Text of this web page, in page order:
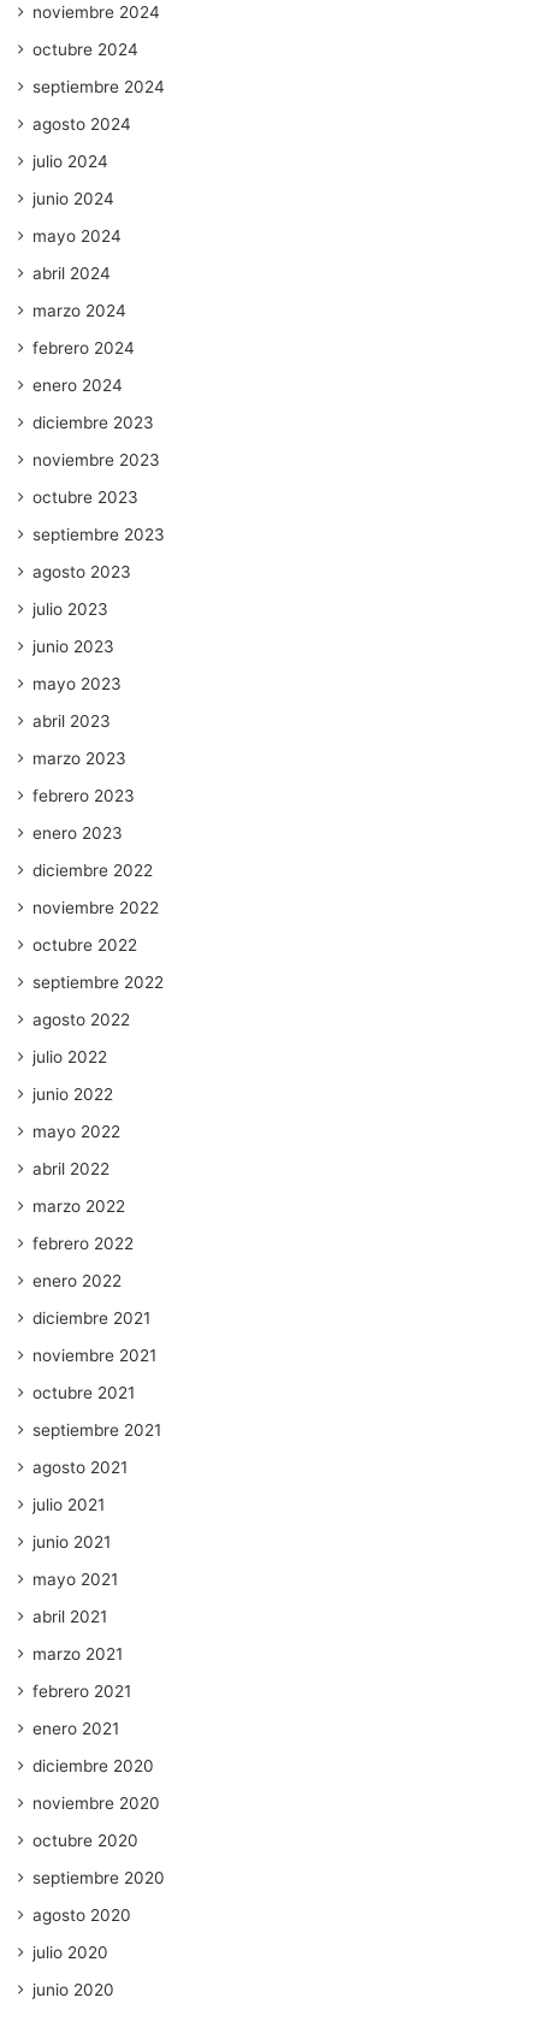
noviembre 2024
octubre 2024
septiembre 2024
agosto 2024
julio 2024
junio 2024
mayo 2024
abril 2024
marzo 2024
febrero 2024
enero 2024
diciembre 2023
noviembre 2023
octubre 2023
septiembre 2023
agosto 2023
julio 2023
junio 2023
mayo 2023
abril 2023
marzo 2023
febrero 2023
enero 2023
diciembre 2022
noviembre 2022
octubre 2022
septiembre 2022
agosto 2022
julio 2022
junio 2022
mayo 2022
abril 2022
marzo 2022
febrero 2022
enero 2022
diciembre 2021
noviembre 2021
octubre 2021
septiembre 2021
agosto 2021
julio 2021
junio 2021
mayo 2021
abril 2021
marzo 2021
febrero 2021
enero 2021
diciembre 2020
noviembre 2020
octubre 2020
septiembre 2020
agosto 2020
julio 2020
junio 2020